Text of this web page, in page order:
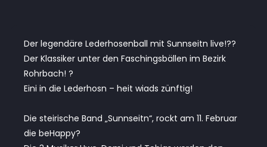
Der legendäre Lederhosenball mit Sunnseitn live!??
Der Klassiker unter den Faschingsbällen im Bezirk
Rohrbach! ?
Eini in die Lederhosn – heit wiads zünftig!
Die steirische Band „Sunnseitn“, rockt am 11. Februar
die beHappy?